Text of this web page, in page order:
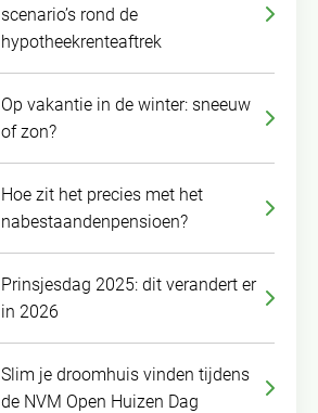
scenario’s rond de
hypotheekrenteaftrek
Op vakantie in de winter: sneeuw
of zon?
Hoe zit het precies met het
nabestaandenpensioen?
Prinsjesdag 2025: dit verandert er
in 2026
Slim je droomhuis vinden tijdens
de NVM Open Huizen Dag